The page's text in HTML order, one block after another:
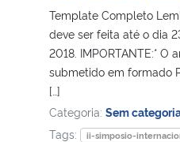
Template Completo
deve ser feita até o dia
2018. IMPORTANTE:* O
submetido em formado
[…]
Categoria: Sem
Tags:
ii-simposio-